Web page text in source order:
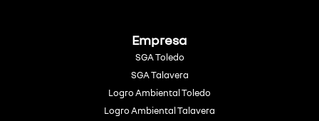
Empresa
SGA Toledo
SGA Talavera
Logro Ambiental Toledo
Logro Ambiental Talavera